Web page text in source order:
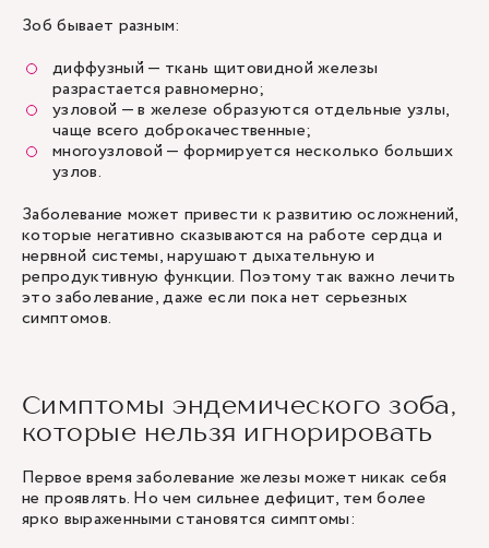
Зоб бывает разным:
диффузный — ткань щитовидной железы
разрастается равномерно;
узловой — в железе образуются отдельные узлы,
чаще всего доброкачественные;
многоузловой — формируется несколько больших
узлов.
Заболевание может привести к развитию осложнений,
которые негативно сказываются на работе сердца и
нервной системы, нарушают дыхательную и
репродуктивную функции. Поэтому так важно лечить
это заболевание, даже если пока нет серьезных
симптомов.
Симптомы эндемического зоба,
которые нельзя игнорировать
Первое время заболевание железы может никак себя
не проявлять. Но чем сильнее дефицит, тем более
ярко выраженными становятся симптомы: